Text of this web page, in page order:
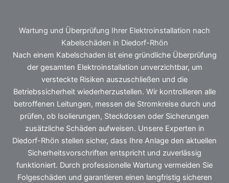
Wartung und Überprüfung Ihrer Elektroinstallation nach
Kabelschäden in Diedorf-Rhön
Nach einem Kabelschaden ist eine gründliche Überprüfung
der gesamten Elektroinstallation unverzichtbar, um
versteckte Risiken auszuschließen und die
Betriebssicherheit wiederherzustellen. Wir kontrollieren alle
betroffenen Leitungen, messen die Stromkreise durch und
prüfen, ob Isolierungen, Steckdosen oder Sicherungen
zusätzliche Schäden aufweisen. Unsere Experten in
Diedorf-Rhön stellen sicher, dass Ihre Anlage den aktuellen
Sicherheitsvorschriften entspricht und zuverlässig
funktioniert. Durch professionelle Wartung vermeiden Sie
Folgeschäden und garantieren einen langfristig sicheren